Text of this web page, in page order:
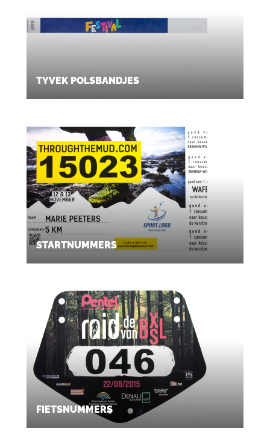
TYVEK POLSBANDJES
STARTNUMMERS
FIETSNUMMERS